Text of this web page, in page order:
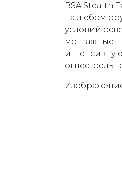
BSA Stealth
на любом
условий
монтажные